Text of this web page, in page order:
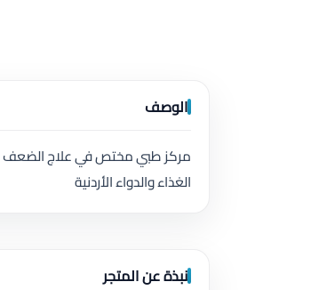
الوصف
مركز طبي مختص في علاج الضعف
الغذاء والدواء الأردنية
نبذة عن المتجر